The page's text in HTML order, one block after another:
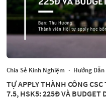
Chia Sẻ Kinh Nghiệm · Hướng
TỰ APPLY THÀNH CÔNG
7.5, HSK5: 225Đ VÀ BUDGET